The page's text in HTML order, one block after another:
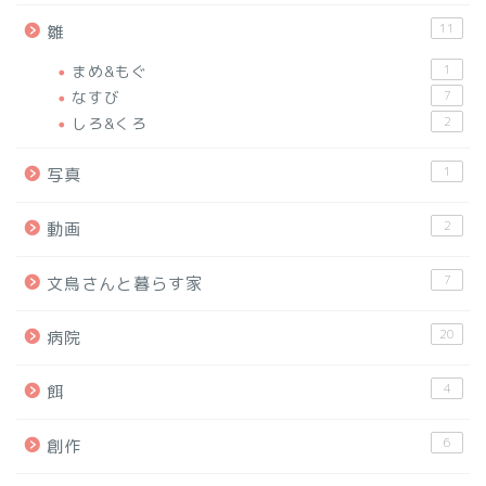
雛 11
まめ&もぐ 1
なすび 7
しろ&くろ 2
写真 1
動画 2
文鳥さんと暮らす家 7
病院 20
餌 4
創作 6